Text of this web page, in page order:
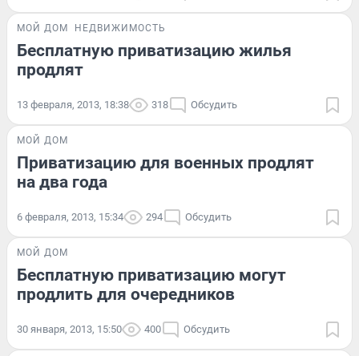
МОЙ ДОМ НЕДВИЖИМОСТЬ
Бесплатную приватизацию жилья
продлят
13 февраля, 2013, 18:38 318 Обсудить
МОЙ ДОМ
Приватизацию для военных продлят
на два года
6 февраля, 2013, 15:34 294 Обсудить
МОЙ ДОМ
Бесплатную приватизацию могут
продлить для очередников
30 января, 2013, 15:50 400 Обсудить